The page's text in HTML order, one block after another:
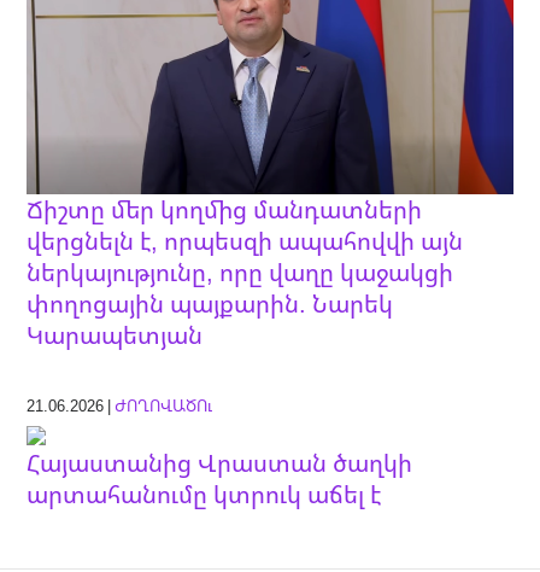
Ճիշտը մեր կողմից մանդատների
վերցնելն է, որպեսզի ապահովվի այն
ներկայությունը, որը վաղը կաջակցի
փողոցային պայքարին. Նարեկ
Կարապետյան
21.06.2026 |ԺՈՂՈՎԱԾՈւ
Հայաստանից Վրաստան ծաղկի
արտահանումը կտրուկ աճել է